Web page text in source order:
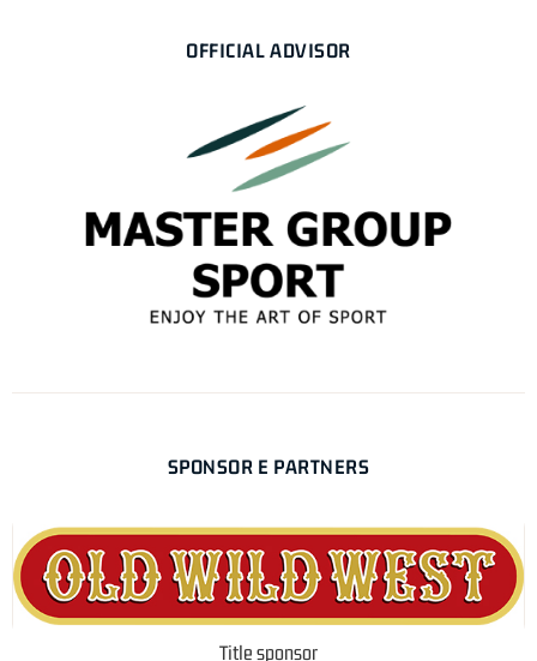
OFFICIAL ADVISOR
SPONSOR E PARTNERS
Title sponsor